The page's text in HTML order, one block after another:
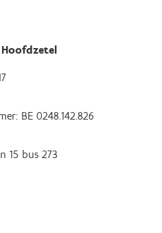
BE 0248.142.826
15 bus 273